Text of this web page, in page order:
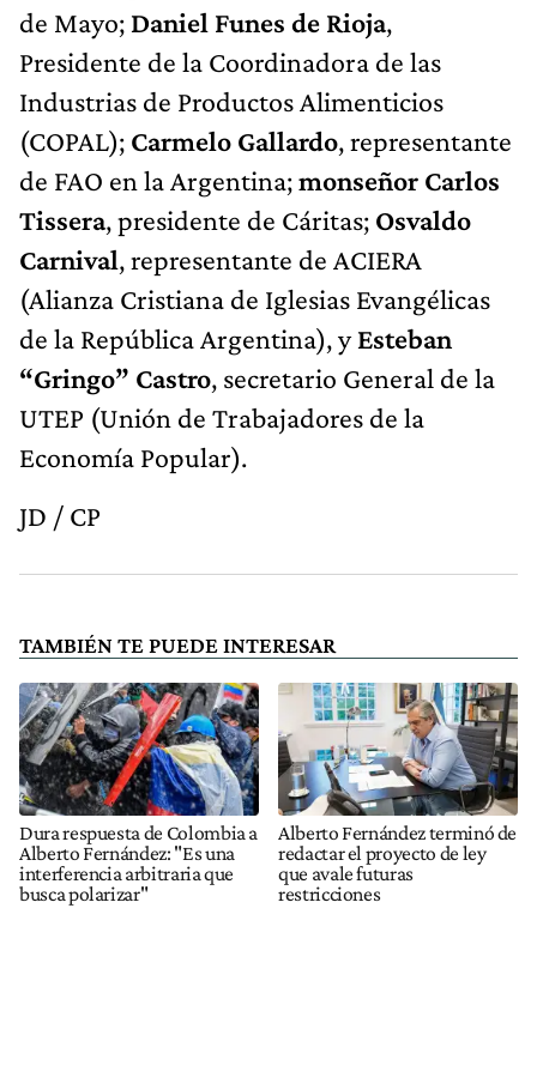
de Mayo; Daniel Funes de Rioja,
Presidente de la Coordinadora de las
Industrias de Productos Alimenticios
(COPAL); Carmelo Gallardo, representante
de FAO en la Argentina;monseñor Carlos
Tissera, presidente de Cáritas; Osvaldo
Carnival, representante de ACIERA
(Alianza Cristiana de Iglesias Evangélicas
de la República Argentina), yEsteban
“Gringo” Castro, secretario General de la
UTEP (Unión de Trabajadores de la
Economía Popular).
JD / CP
TAMBIÉN TE PUEDE INTERESAR
Dura respuesta de Colombia a
Alberto Fernández: "Es una
interferencia arbitraria que
busca polarizar"
Alberto Fernández terminó de
redactar el proyecto de ley
que avale futuras
restricciones